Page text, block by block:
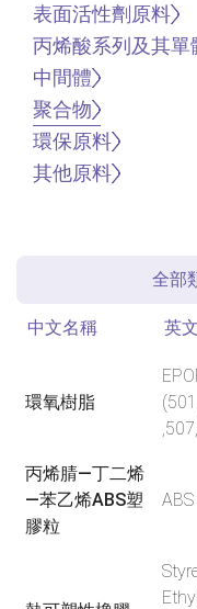
表面活性劑原料
丙烯酸系列及其單
中間體
聚合物
環保原料
其他原料
全部
中文名稱 英
環氧樹脂
丙烯腈—丁二烯
—苯乙烯ABS塑
膠粒